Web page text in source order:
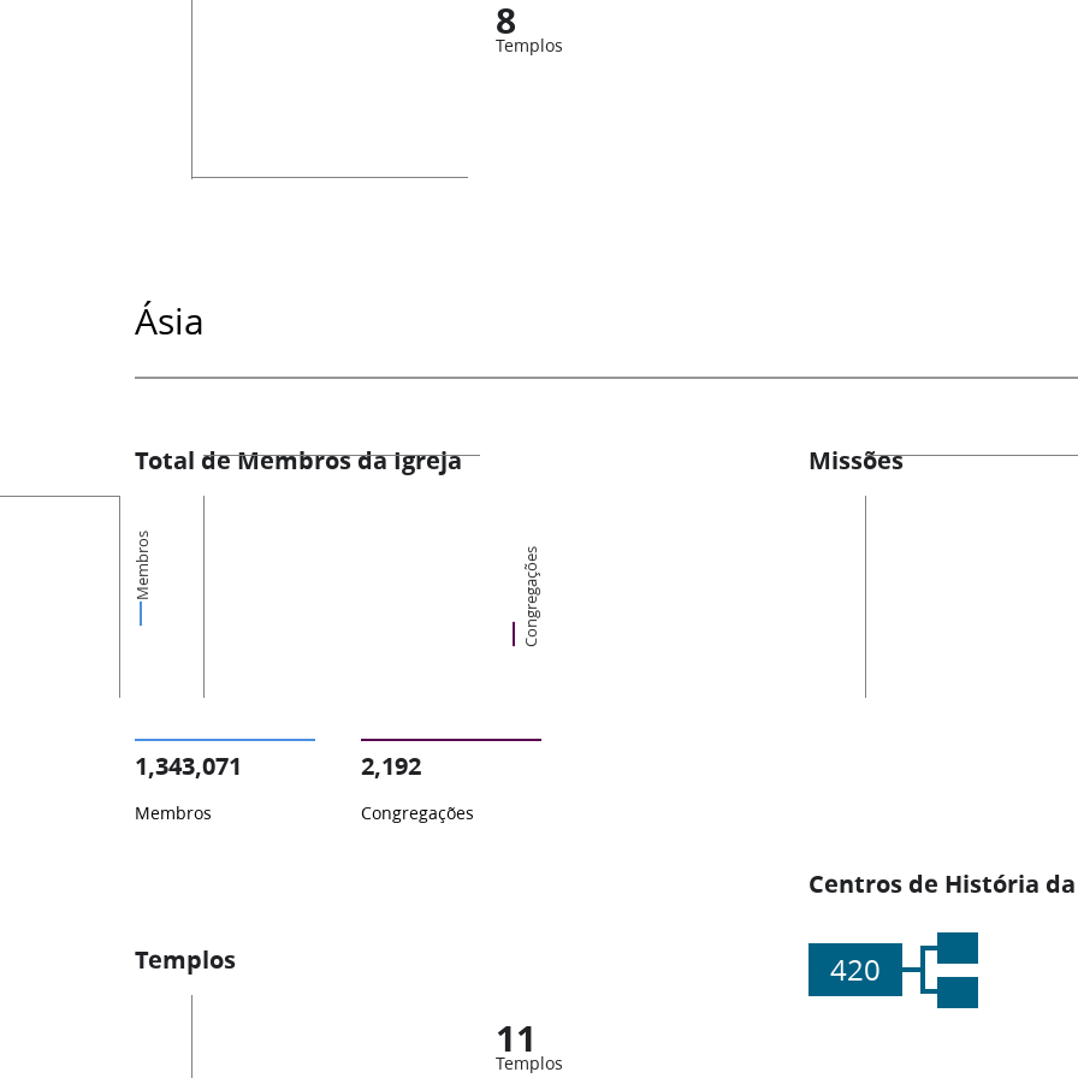
8
Templos
Ásia
Total de Membros da Igreja
Membros Congregações
1,343,071
Membros
2,192
Congregações
Missões
Centros de História
420
Templos
11
Templos